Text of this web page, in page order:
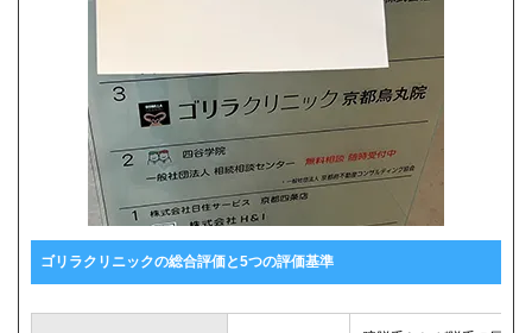
ゴリラクリニックの総合評価と5つの評価基準